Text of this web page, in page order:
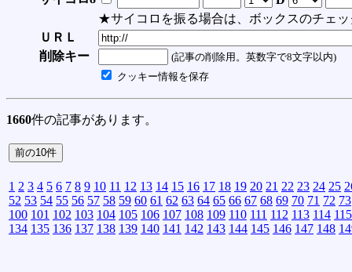
★サイコロを振る場合は、ボックスのチェッ
ＵＲＬ
削除キー
(記事の削除用。英数字で8文字以内)
クッキー情報を保存
1660件の記事があります。
1 2 3 4 5 6 7 8 9 10 11 12 13 14 15 16 17 18 19 20 21 22 23 24 25
52 53 54 55 56 57 58 59 60 61 62 63 64 65 66 67 68 69 70 71 72 73
100 101 102 103 104 105 106 107 108 109 110 111 112 113 114 115
134 135 136 137 138 139 140 141 142 143 144 145 146 147 148